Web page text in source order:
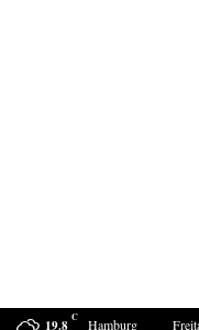
19.8 C Hamburg